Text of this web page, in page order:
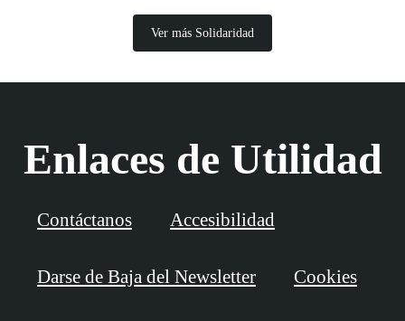
Ver más Solidaridad
Enlaces de Utilidad
Contáctanos Accesibilidad
Darse de Baja del Newsletter Cookies